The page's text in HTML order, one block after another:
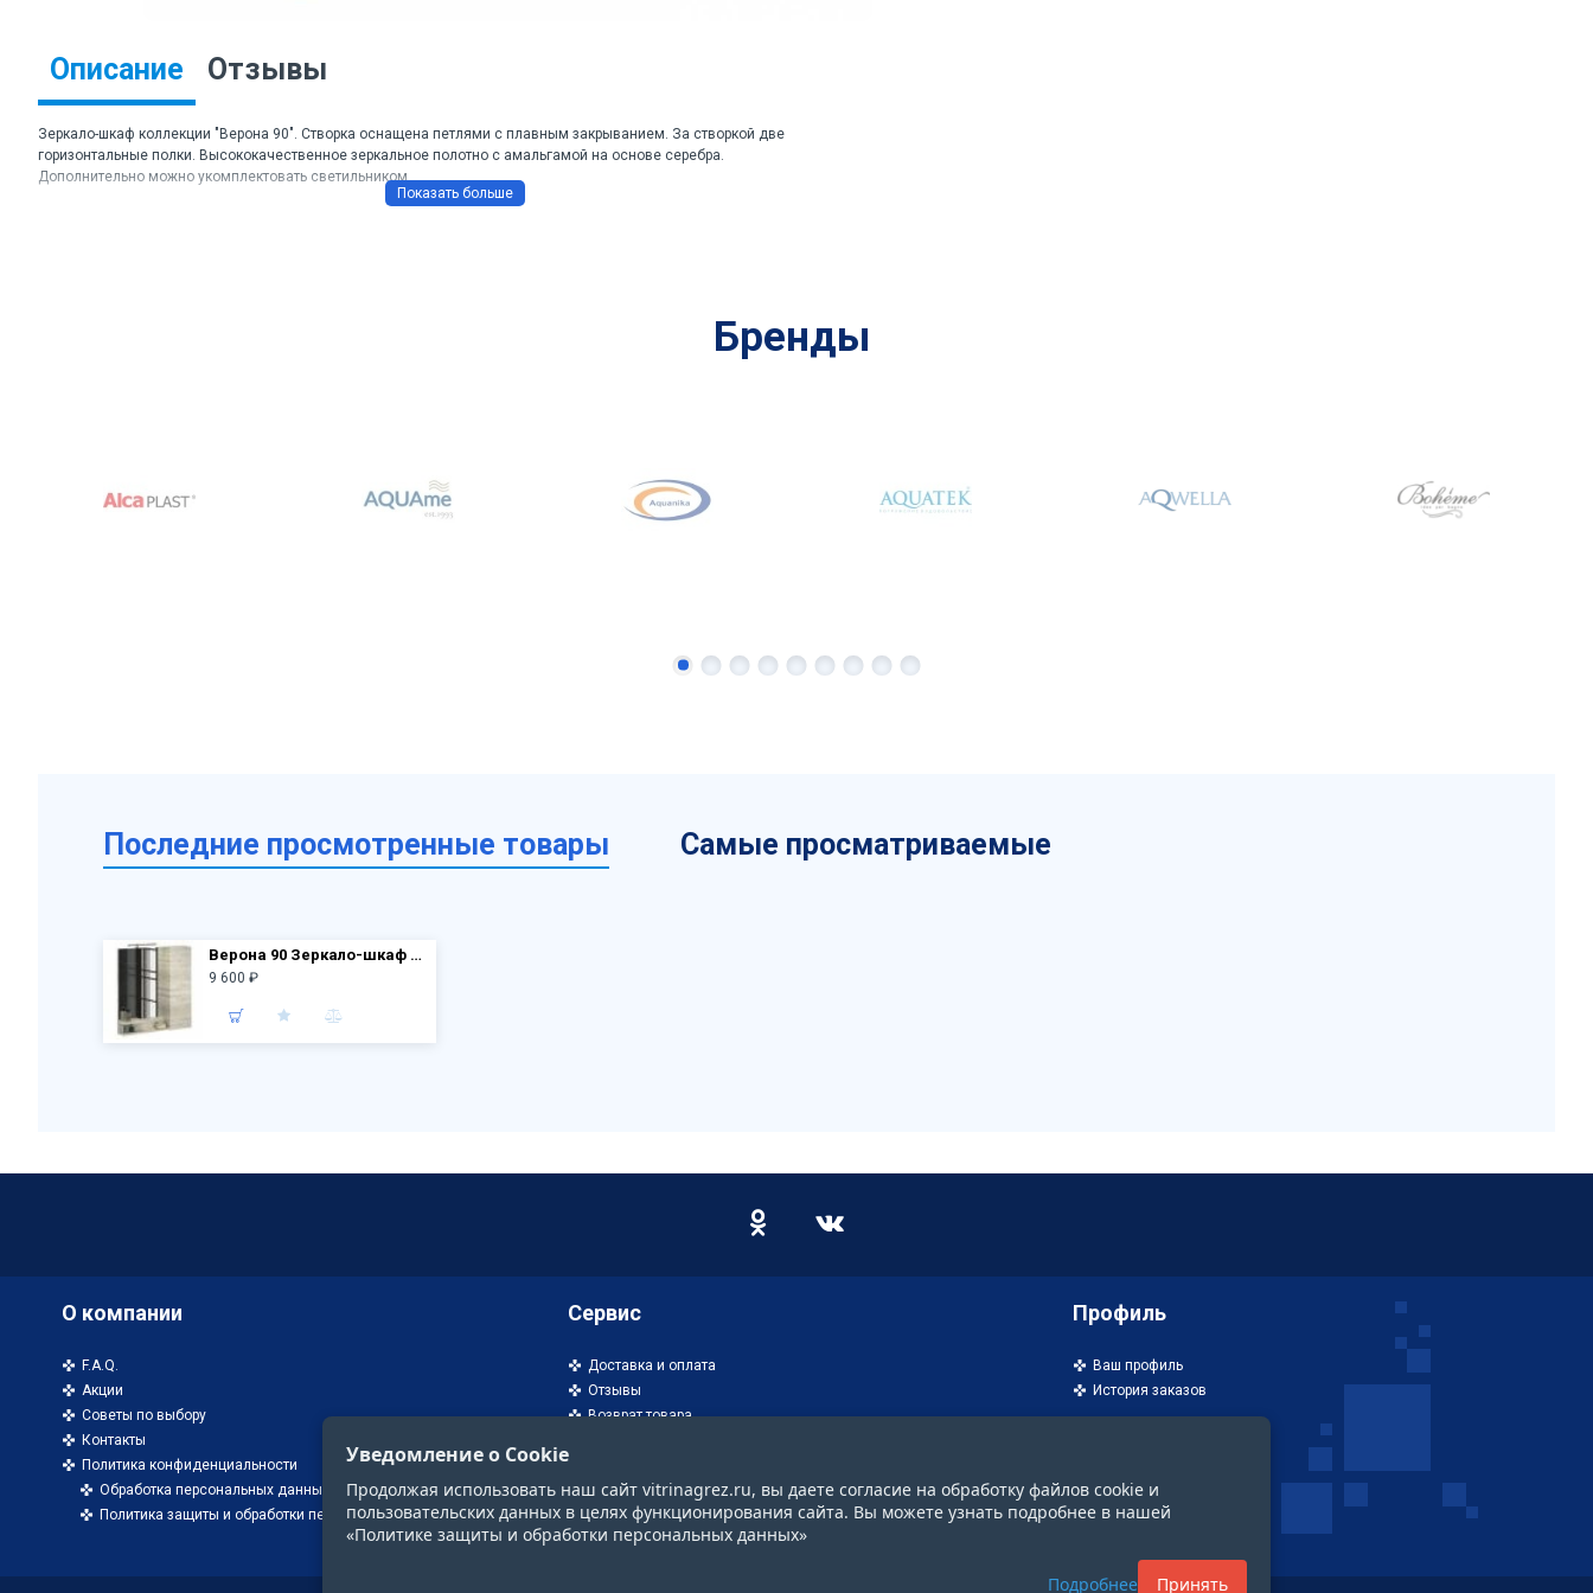
Описание Отзывы
Зеркало-шкаф коллекции "Верона 90". Створка оснащена петлями с плавным закрыванием. За створкой две
горизонтальные полки. Высококачественное зеркальное полотно с амальгамой на основе серебра.
Дополнительно можно укомплектовать светильником.
Бренды
Последние просмотренные товары Самые просматриваемые
Верона 90 Зеркало-шкаф 80х90х15 см Дуб белый
9 600 ₽
О компании
F.A.Q.
Акции
Советы по выбору
Контакты
Политика конфиденциальности
Обработка персональных данных
Политика защиты и обработки персональных данных
Сервис
Доставка и оплата
Отзывы
Возврат товара
Профиль
Ваш профиль
История заказов
Уведомление о Cookie
Продолжая использовать наш сайт vitrinagrez.ru, вы даете согласие на обработку файлов cookie и
пользовательских данных в целях функционирования сайта. Вы можете узнать подробнее в нашей
«Политике защиты и обработки персональных данных»
Подробнее Принять